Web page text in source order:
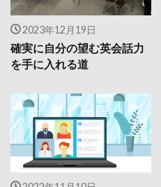
2023年12月19日
確実に自分の望む英会話力
を手に入れる道